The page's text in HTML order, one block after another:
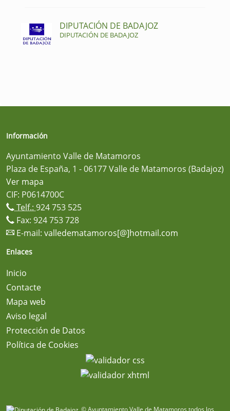
DIPUTACIÓN DE BADAJOZ
DIPUTACIÓN DE BADAJOZ
Información
Ayuntamiento Valle de Matamoros
Plaza de España, 1 - 06177 Valle de Matamoros (Badajoz)
Ver mapa
CIF: P0614700C
Telf.: 924 753 525
Fax: 924 753 728
E-mail: valledematamoros[@]hotmail.com
Enlaces
Inicio
Contacte
Mapa web
Aviso legal
Protección de Datos
Política de Cookies